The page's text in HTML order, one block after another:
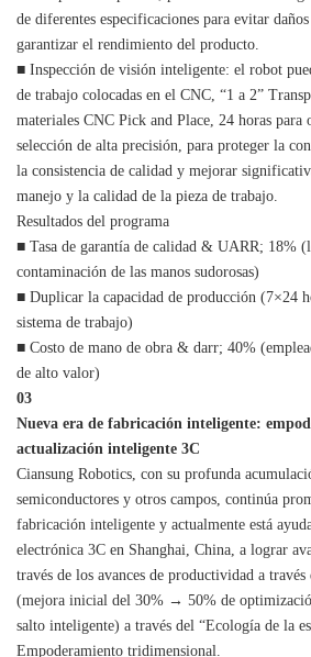
de diferentes especificaciones para evitar
garantizar el rendimiento del producto.
■ Inspección de visión inteligente: el robot
de trabajo colocadas en el CNC, “1 a 2”
materiales CNC Pick and Place, 24 horas para
selección de alta precisión, para proteger la
la consistencia de calidad y mejorar
manejo y la calidad de la pieza de trabajo.
Resultados del programa
■ Tasa de garantía de calidad & UARR; 18%
contaminación de las manos sudorosas)
■ Duplicar la capacidad de producción (7×24
sistema de trabajo)
■ Costo de mano de obra & darr; 40%
de alto valor)
03
Nueva era de fabricación inteligente:
actualización inteligente 3C
Ciansung Robotics, con su profunda
semiconductores y otros campos, continúa
fabricación inteligente y actualmente está
electrónica 3C en Shanghai, China, a lograr
través de los avances de productividad a
(mejora inicial del 30% → 50% de
salto inteligente) a través del “Ecología de la
Empoderamiento tridimensional.